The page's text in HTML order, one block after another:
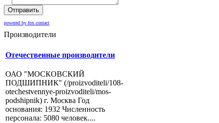
Отправить
powered by fox contact
Производители
Отечественные производители
ОАО "МОСКОВСКИЙ
ПОДШИПНИК" (/proizvoditeli/108-
otechestvennye-proizvoditeli/mos-
podshipnik) г. Москва Год
основания: 1932 Численность
персонала: 5080 человек....